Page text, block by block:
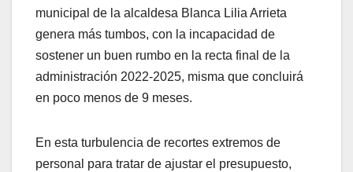
municipal de la alcaldesa Blanca Lilia Arrieta
genera más tumbos, con la incapacidad de
sostener un buen rumbo en la recta final de la
administración 2022-2025, misma que concluirá
en poco menos de 9 meses.
En esta turbulencia de recortes extremos de
personal para tratar de ajustar el presupuesto,